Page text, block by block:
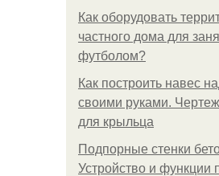
Как оборудовать
частного дома для
футболом?
Как построить навес
своими руками.
для крыльца
Подпорные стенки
Устройство и функции